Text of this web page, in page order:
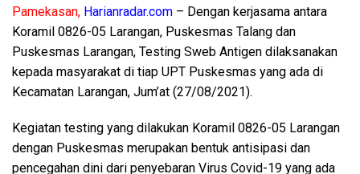
Pamekasan, Harianradar.com – Dengan kerjasama antara
Koramil 0826-05 Larangan, Puskesmas Talang dan
Puskesmas Larangan, Testing Sweb Antigen dilaksanakan
kepada masyarakat di tiap UPT Puskesmas yang ada di
Kecamatan Larangan, Jum’at (27/08/2021).
Kegiatan testing yang dilakukan Koramil 0826-05 Larangan
dengan Puskesmas merupakan bentuk antisipasi dan
pencegahan dini dari penyebaran Virus Covid-19 yang ada